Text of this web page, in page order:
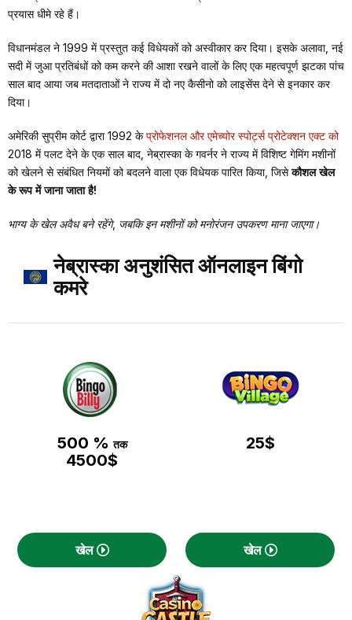
प्रयास धीमे रहे हैं।
विधानमंडल ने 1999 में प्रस्तुत कई विधेयकों को अस्वीकार कर दिया। इसके अलावा, नई
सदी में जुआ प्रतिबंधों को कम करने की आशा रखने वालों के लिए एक महत्वपूर्ण झटका पांच
साल बाद आया जब मतदाताओं ने राज्य में दो नए कैसीनो को लाइसेंस देने से इनकार कर
दिया।
अमेरिकी सुप्रीम कोर्ट द्वारा 1992 केप्रोफेशनल और एमेच्योर स्पोर्ट्स प्रोटेक्शन एक्ट को
2018 में पलट देने के एक साल बाद, नेब्रास्का के गवर्नर ने राज्य में विशिष्ट गेमिंग मशीनों
को खेलने से संबंधित नियमों को बदलने वाला एक विधेयक पारित किया, जिसेकौशल खेल
के रूप में जाना जाता है!
भाग्य के खेल अवैध बने रहेंगे, जबकि इन मशीनों को मनोरंजन उपकरण माना जाएगा।
नेब्रास्का अनुशंसित ऑनलाइन बिंगो
कमरे
500 %तक
4500$
खेल
25$
खेल